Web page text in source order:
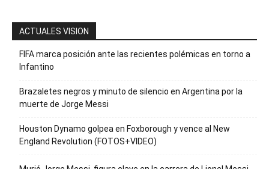
ACTUALES VISION
FIFA marca posición ante las recientes polémicas en torno a
Infantino
Brazaletes negros y minuto de silencio en Argentina por la
muerte de Jorge Messi
Houston Dynamo golpea en Foxborough y vence al New
England Revolution (FOTOS+VIDEO)